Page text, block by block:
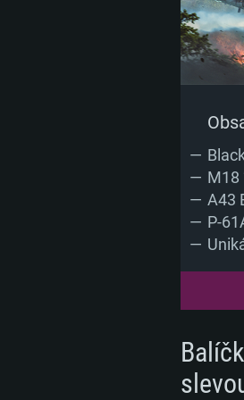
PC
Minimální
Procesor: Dual-
Operační paměť:
Minimální
OS: Mac OS Big
Procesor: Core
Operační paměť:
Minimální
OS: Většina
Procesor: Dual-
M18
A43
P-